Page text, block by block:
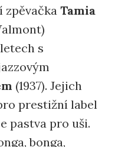
zpěvačka Tamia
s
(1937). Jejich
prestižní label
pastva pro uši.
bonga,